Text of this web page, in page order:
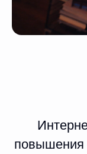
повышения